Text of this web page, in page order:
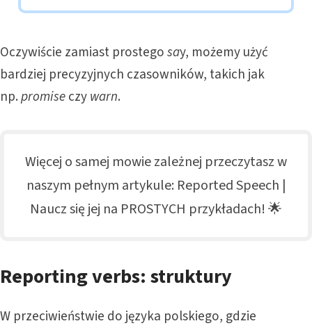
Oczywiście zamiast prostegosay, możemy użyć
bardziej precyzyjnych czasowników, takich jak
np.promiseczywarn.
Więcej o samej mowie zależnej przeczytasz w
naszym pełnym artykule: Reported Speech |
Naucz się jej na PROSTYCH przykładach! 🌟
Reporting verbs: struktury
W przeciwieństwie do języka polskiego, gdzie